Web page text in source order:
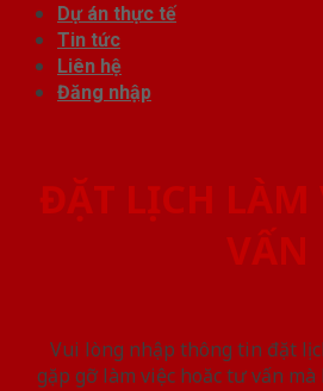
Dự án thực tế
Tin tức
Liên hệ
Đăng nhập
ĐẶT LỊCH LÀM
VẤN
Vui lòng nhập thông tin đặt
gặp gỡ làm việc hoăc tư vấn